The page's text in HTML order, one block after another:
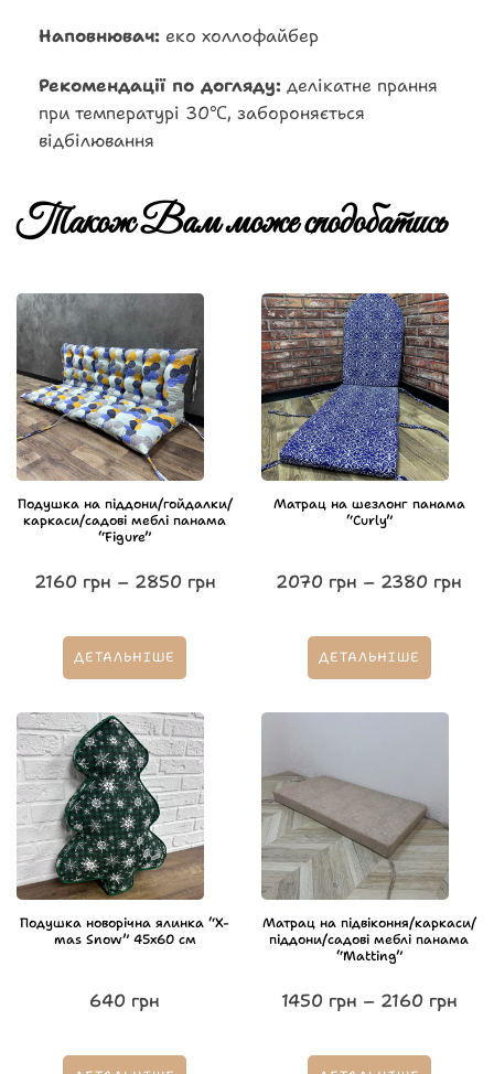
Наповнювач: еко холлофайбер
Рекомендації по догляду: делікатне прання
при температурі 30℃, забороняється
відбілювання
Також Вам може сподобатись
Подушка на піддони/гойдалки/
каркаси/садові меблі панама
“Figure”
2160 грн – 2850 грн
ДЕТАЛЬНІШЕ
Матрац на шезлонг панама
“Curly”
2070 грн – 2380 грн
ДЕТАЛЬНІШЕ
Подушка новорічна ялинка “X-
mas Snow” 45х60 см
640 грн
Матрац на підвіконня/каркаси/
піддони/садові меблі панама
“Matting”
1450 грн – 2160 грн